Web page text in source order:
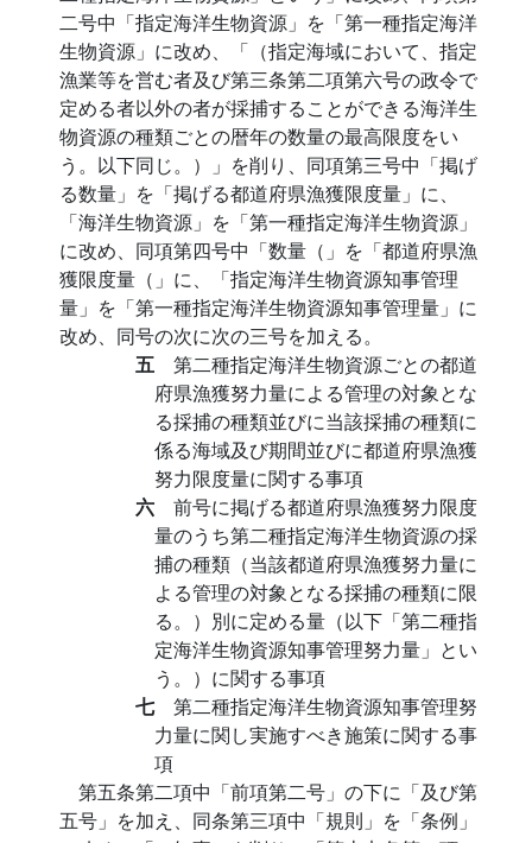
二号中「指定海洋生物資源」を「第一種指定海洋
生物資源」に改め、「（指定海域において、指定
漁業等を営む者及び第三条第二項第六号の政令で
定める者以外の者が採捕することができる海洋生
物資源の種類ごとの暦年の数量の最高限度をい
う。以下同じ。）」を削り、同項第三号中「掲げ
る数量」を「掲げる都道府県漁獲限度量」に、
「海洋生物資源」を「第一種指定海洋生物資源」
に改め、同項第四号中「数量（」を「都道府県漁
獲限度量（」に、「指定海洋生物資源知事管理
量」を「第一種指定海洋生物資源知事管理量」に
改め、同号の次に次の三号を加える。
五 第二種指定海洋生物資源ごとの都道
府県漁獲努力量による管理の対象とな
る採捕の種類並びに当該採捕の種類に
係る海域及び期間並びに都道府県漁獲
努力限度量に関する事項
六 前号に掲げる都道府県漁獲努力限度
量のうち第二種指定海洋生物資源の採
捕の種類（当該都道府県漁獲努力量に
よる管理の対象となる採捕の種類に限
る。）別に定める量（以下「第二種指
定海洋生物資源知事管理努力量」とい
う。）に関する事項
七 第二種指定海洋生物資源知事管理努
力量に関し実施すべき施策に関する事
項
第五条第二項中「前項第二号」の下に「及び第
五号」を加え、同条第三項中「規則」を「条例」